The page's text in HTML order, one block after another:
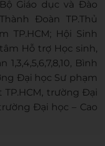
Giáo dục và Đào
Đoàn TP.Thủ
TP.HCM; Hội Sinh
Hỗ trợ Học sinh,
Bình
Đại học Sư phạm
TP.HCM, trường Đại
Đại học – Cao